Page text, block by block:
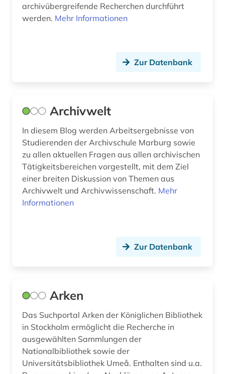
gießen (1)
grafik (2)
graphik (1)
graphiken (2)
gregorius <vii. (1)
griechisch (6)
handschrift (55)
handschriften (2)
archivübergreifende Recherchen durchführt
werden. Mehr Informationen
Zur Datenbank
Archivwelt
In diesem Blog werden Arbeitsergebnisse von
Studierenden der Archivschule Marburg sowie
zu allen aktuellen Fragen aus allen archivischen
Tätigkeitsbereichen vorgestellt, mit dem Ziel
einer breiten Diskussion von Themen aus
Archivwelt und Archivwissenschaft. Mehr
Informationen
Zur Datenbank
Arken
Das Suchportal Arken der Königlichen Bibliothek
in Stockholm ermöglicht die Recherche in
ausgewählten Sammlungen der
Nationalbibliothek sowie der
Universitätsbibliothek Umeå. Enthalten sind u.a.